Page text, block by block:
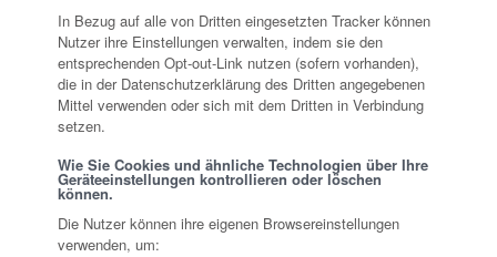
In Bezug auf alle von Dritten eingesetzten Tracker können
Nutzer ihre Einstellungen verwalten, indem sie den
entsprechenden Opt-out-Link nutzen (sofern vorhanden),
die in der Datenschutzerklärung des Dritten angegebenen
Mittel verwenden oder sich mit dem Dritten in Verbindung
setzen.
Wie Sie Cookies und ähnliche Technologien über Ihre
Geräteeinstellungen kontrollieren oder löschen
können.
Die Nutzer können ihre eigenen Browsereinstellungen
verwenden, um: